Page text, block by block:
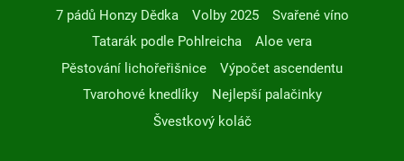
7 pádů Honzy Dědka
Volby 2025
Svařené víno
Tatarák podle Pohlreicha
Aloe vera
Pěstování lichořeřišnice
Výpočet ascendentu
Tvarohové knedlíky
Nejlepší palačinky
Švestkový koláč